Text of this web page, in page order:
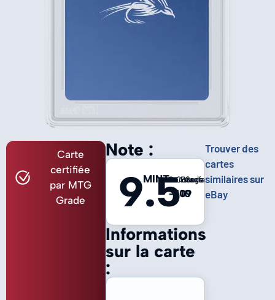
Carte
certifiée
par MTG
Grade
Informations
sur la carte
:
Note :
9.5
MINTCentrage
-
Coins
10
Bords
10
Surface
9
Trouver des
cartes
similaires sur
eBay